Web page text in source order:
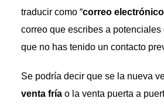
traducir como “correo
correo que escribes a
que no has tenido un contacto
Se podría decir que se la nueva
venta fríao la venta puerta a